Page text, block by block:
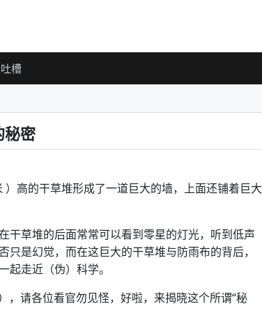
槽
秘密
高的干草堆形成了一道巨大的墙，上面还铺着巨大
干草堆的后面常常可以看到零星的灯光，听到低声
是幻觉，而在这巨大的干草堆与防雨布的背后，
起走近（伪）科学。
，请各位看官勿见怪，好啦，来揭晓这个所谓“秘